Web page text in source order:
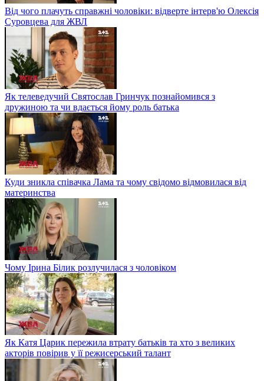
Від чого плачуть справжні чоловіки: відверте інтерв'ю Олексія
Суровцева для ЖВЛ
Як телеведучий Святослав Гринчук познайомився з
дружиною та чи вдається йому роль батька
Куди зникла співачка Лама та чому свідомо відмовилася від
материнства
Чому Ірина Білик розлучилася з чоловіком
Як Катя Царик пережила втрату батьків та хто з великих
акторів повірив у її режисерський талант